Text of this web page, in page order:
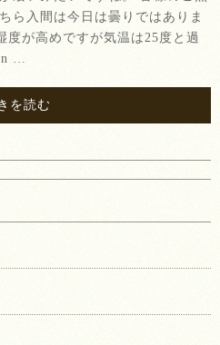
入間は今日は曇りではありま
が高めですが気温は25度と過
…
を読む